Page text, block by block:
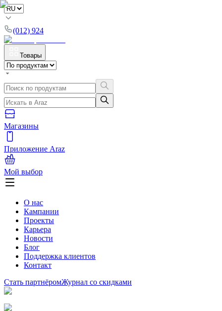
(012) 924
Товары
Магазины
Приложение Araz
Мой выбор
О нас
Кампании
Проекты
Карьера
Новости
Блог
Поддержка клиентов
Контакт
Стать партнёромЖурнал со скидками